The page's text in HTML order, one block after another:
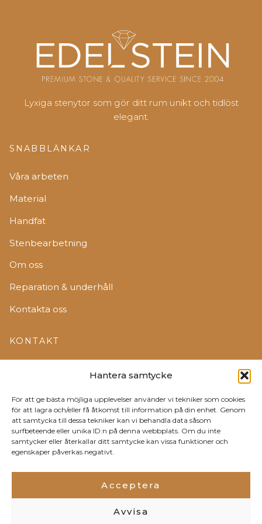
Hantera samtycke
För att ge bästa möjliga upplevelser använder vi tekniker som cookies
för att lagra och/eller få åtkomst till information på din enhet. Genom
att samtycka till dessa tekniker kan vi behandla data såsom
surfbeteende eller unika ID:n på denna webbplats. Om du inte
samtycker eller återkallar ditt samtycke kan vissa funktioner och
egenskaper påverkas negativt.
Acceptera
Avvisa
Lyxiga stenytor som gör ditt rum unikt och tidlöst
elegant.
SNABBLÄNKAR
Våra arbeten
Material
Handfat
Stenbearbetning
Om oss
Reparation & underhåll
Kontakta oss
KONTAKT
edelstein@edelstein.ee
Jõõpre, Pärnumaa
© 2026 Edelstein. Alla rättigheter förbehållna.
Integritetspolicy